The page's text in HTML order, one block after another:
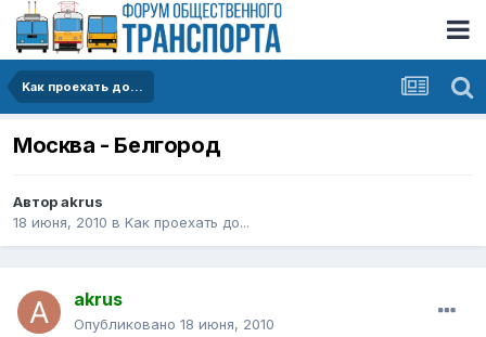
Kак проехать до...
Москва - Белгород
Авторakrus
18 июня, 2010 в Kак проехать до...
akrus
Опубликовано 18 июня, 2010